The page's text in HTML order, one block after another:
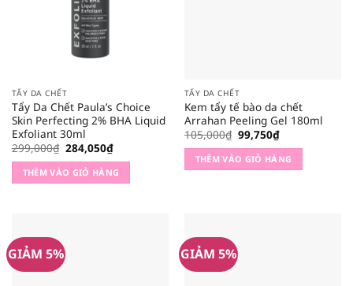
TẨY DA CHẾT
Tẩy Da Chết Paula’s Choice
Skin Perfecting 2% BHA Liquid
Exfoliant 30ml
299,000₫ Giá
gốc
là:
299,000₫.
284,050₫Giá
hiện
tại
là:
284,050₫.
THÊM VÀO GIỎ HÀNG
TẨY DA CHẾT
Kem tẩy tế bào da chết
Arrahan Peeling Gel 180ml
105,000₫ Giá
gốc
là:
105,000₫.
99,750₫Giá
hiện
tại
là:
99,750₫.
THÊM VÀO GIỎ HÀNG
GIẢM 5% GIẢM 5%